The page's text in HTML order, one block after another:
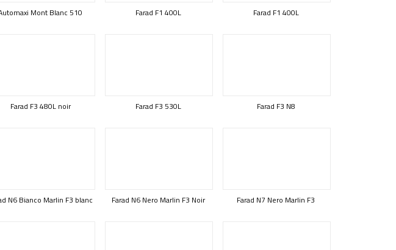
Mont Blanc 510 Farad F1 400L Farad F1 400L
Farad F3 480L noir Farad F3 530L Farad F3 N8
N6 Bianco Marlin F3 blanc Farad N6 Nero Marlin F3 Noir Farad N7 Nero Marlin F3